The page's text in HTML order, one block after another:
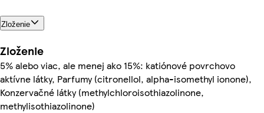
Zloženie
Zloženie
5% alebo viac, ale menej ako 15%: katiónové povrchovo
aktívne látky, Parfumy (citronellol, alpha-isomethyl ionone),
Konzervačné látky (methylchloroisothiazolinone,
methylisothiazolinone)